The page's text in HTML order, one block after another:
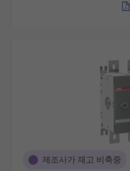
제조사가 재고 비축중